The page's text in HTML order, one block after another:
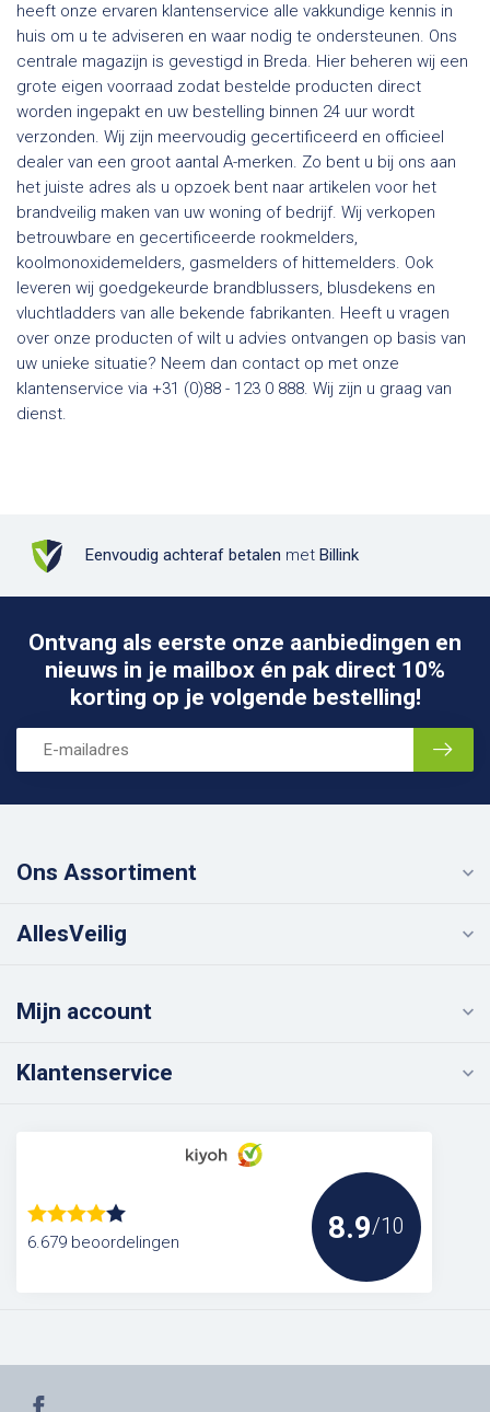
heeft onze ervaren klantenservice alle vakkundige kennis in
huis om u te adviseren en waar nodig te ondersteunen. Ons
centrale magazijn is gevestigd in Breda. Hier beheren wij een
grote eigen voorraad zodat bestelde producten direct
worden ingepakt en uw bestelling binnen 24 uur wordt
verzonden. Wij zijn meervoudig gecertificeerd en officieel
dealer van een groot aantal A-merken. Zo bent u bij ons aan
het juiste adres als u opzoek bent naar artikelen voor het
brandveilig maken van uw woning of bedrijf. Wij verkopen
betrouwbare en gecertificeerde rookmelders,
koolmonoxidemelders, gasmelders of hittemelders. Ook
leveren wij goedgekeurde brandblussers, blusdekens en
vluchtladders van alle bekende fabrikanten. Heeft u vragen
over onze producten of wilt u advies ontvangen op basis van
uw unieke situatie? Neem dan contact op met onze
klantenservice via +31 (0)88 - 123 0 888. Wij zijn u graag van
dienst.
Eenvoudig achteraf betalen met Billink
Ontvang als eerste onze aanbiedingen en
nieuws in je mailbox én pak direct 10%
korting op je volgende bestelling!
Ons Assortiment
AllesVeilig
Mijn account
Klantenservice
6.679 beoordelingen 8.9/10